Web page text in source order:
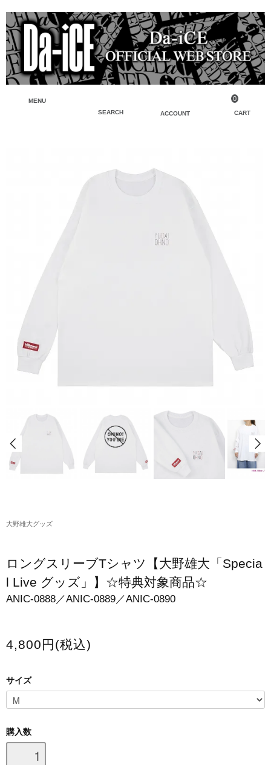
MENU
SEARCH
ACCOUNT CART
0
Tシャツ・シャツ
パーカー・スウェット・ブルゾン
キーホルダー・チャーム
アクリルスタンド・アクセサリー・帽子
缶バッジ・ステッカー
生活雑貨・菓子・ゲーム
工藤大輝グッズ
岩岡徹グッズ
花村想太｜Natural Lag(ナチュラルラグ)グッズ
和田颯｜Wagic Hour Worksグッズ
スマホケース・モバイルバッテリー
会場限定グッズ
大野雄大グッズ
ロングスリーブTシャツ【大野雄大「Specia
l Live グッズ」】☆特典対象商品☆
ANIC-0888／ANIC-0889／ANIC-0890
4,800円(税込)
サイズ
購入数